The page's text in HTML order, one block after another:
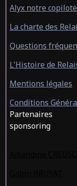
Alyx notre
La charte des
Questions
L'Histoire de
Mentions légales
Conditions
Partenaires
sponsoring